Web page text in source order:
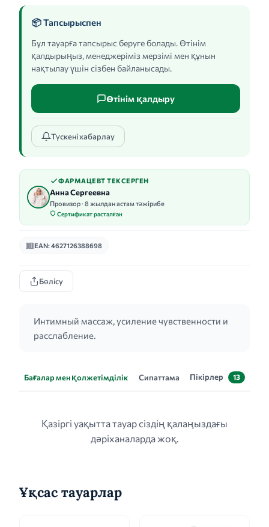
📦 Тапсырыспен
Бұл тауарға тапсырыс беруге болады. Өтінім
қалдырыңыз, менеджеріміз мерзімі мен құнын
нақтылау үшін сізбен байланысады.
Өтінім қалдыру
Түскені хабарлау
ФАРМАЦЕВТ ТЕКСЕРГЕН
Анна Сергеевна
Провизор · 8 жылдан астам тәжірибе
Сертификат расталған
EAN: 4627126388698
Бөлісу
Интимный массаж, усиление чувственности и
расслабление.
Бағалар мен қолжетімділік Сипаттама Пікірлер 13
Қазіргі уақытта тауар сіздің қалаңыздағы
дәріханаларда жоқ.
Ұқсас тауарлар